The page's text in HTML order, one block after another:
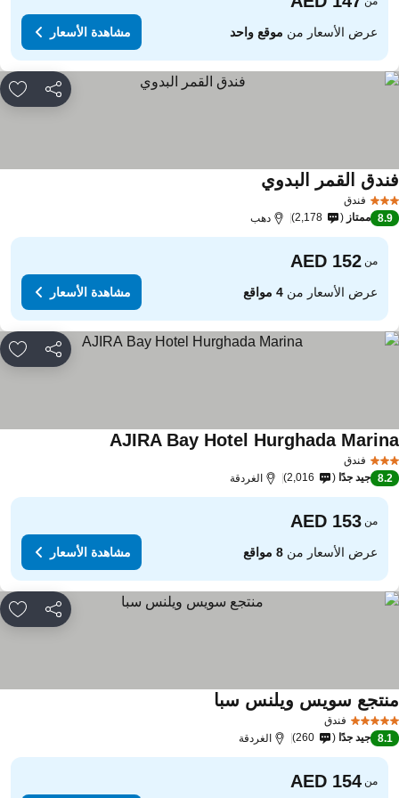
عرض الأسعار منموقع واحد مشاهدة الأسعار
مشاركة
فندق
القمر البدوي
8.9 ممتاز 2,178 دهب
من
عرض الأسعار من4 مواقع مشاهدة الأسعار
مشاركة
فندق
AJIRA Bay Hotel Hurghada
8.2 جيد جدًا 2,016 الغردقة
من
عرض الأسعار من8 مواقع مشاهدة الأسعار
مشاركة
فندق
سويس ويلنس سبا
8.1 جيد جدًا 260 الغردقة
من